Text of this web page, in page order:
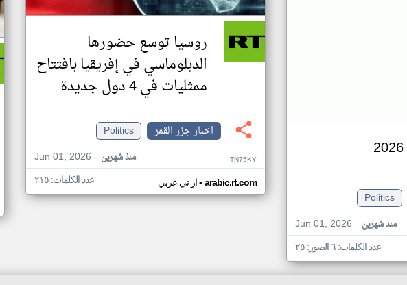
Politics
Jun 01, 2026
منذ شهرين
عدد الكلمات: ٦ الصور: ٢٥
روسيا توسع حضورها
الدبلوماسي في إفريقيا بافتتاح
ممثليات في 4 دول جديدة
اخبار جزر القمر
Politics
Jun 01, 2026
منذ شهرين TN75KY
ار تي عربي• arabic.rt.com عدد الكلمات: ٢١٥